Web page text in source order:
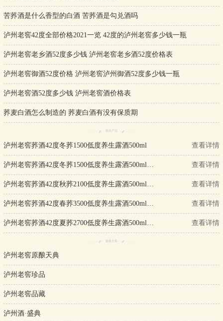
苦荞酒是什么香型的白酒 苦荞酒是勾兑酒吗
泸州老窖42度全部价格2021一览 42度的泸州老窖多少钱一瓶
泸州老窖老乡酒52度多少钱 泸州老窖老乡酒52度价格表
泸州老窖御酒52度价格 泸州老窖泸州御酒52度多少钱一瓶
泸州老窖酒52度多少钱 泸州老窖酒价格表
荞麦白酒怎么制造的 荞麦白酒有没有保质期
相关产品
泸州老窖荞酒42度冬荞1500低度养生露酒500ml 查看详情
查看详情
查看详情
查看详情
查看详情
最新文章
泸州老窖原酿天典
泸州老窖珍品
泸州老窖品藏
泸州酒·盛典